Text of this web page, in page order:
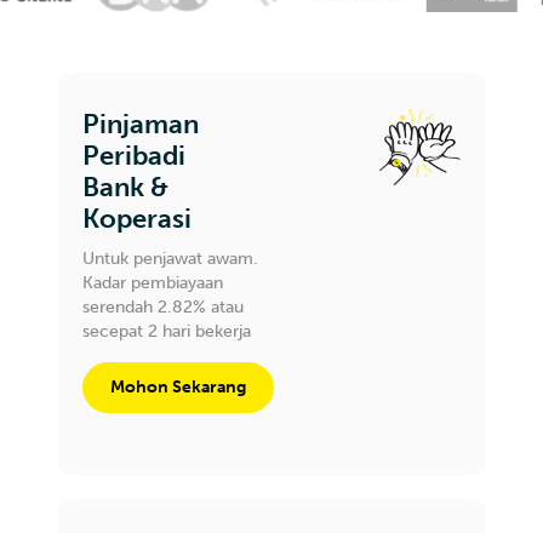
Pinjaman
Peribadi
Bank &
Koperasi
Untuk penjawat awam.
Kadar pembiayaan
serendah 2.82% atau
secepat 2 hari bekerja
Mohon Sekarang